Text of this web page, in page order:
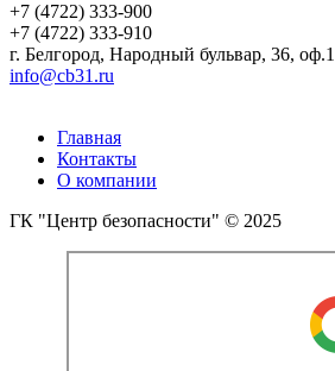
+7 (4722) 333-900
+7 (4722) 333-910
г. Белгород, Народный бульвар, 36, оф.1
info@cb31.ru
Главная
Контакты
О компании
ГК "Центр безопасности" © 2025